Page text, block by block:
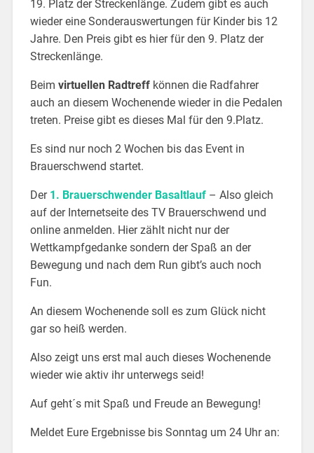
19. Platz der Streckenlänge. Zudem gibt es auch
wieder eine Sonderauswertungen für Kinder bis 12
Jahre. Den Preis gibt es hier für den 9. Platz der
Streckenlänge.
Beim virtuellen Radtreffkönnen die Radfahrer
auch an diesem Wochenende wieder in die Pedalen
treten. Preise gibt es dieses Mal für den 9.Platz.
Es sind nur noch 2 Wochen bis das Event in
Brauerschwend startet.
Der 1. Brauerschwender Basaltlauf – Also gleich
auf der Internetseite des TV Brauerschwend und
online anmelden. Hier zählt nicht nur der
Wettkampfgedanke sondern der Spaß an der
Bewegung und nach dem Run gibt’s auch noch
Fun.
An diesem Wochenende soll es zum Glück nicht
gar so heiß werden.
Also zeigt uns erst mal auch dieses Wochenende
wieder wie aktiv ihr unterwegs seid!
Auf geht´s mit Spaß und Freude an Bewegung!
Meldet Eure Ergebnisse bis Sonntag um 24 Uhr an: